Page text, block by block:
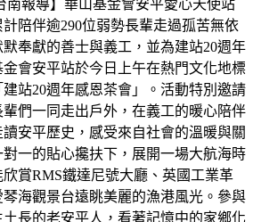
南報導】華山基金會安平愛心天使站
陪伴逾290位弱勢長輩走過孤苦無依
奉獻的善士與義工，並為建站20週年
會安平站於今日上午在熱門文化地標
建站20週年感恩茶會」。活動特別邀請
們一同走出戶外，在義工的暖心陪伴
安平歷史，感受來自社會的溫暖與關
一的貼心攙扶下，展開一場大航海時
賞RMS鐵達尼號大廳、英國工業革
海觀景台遠眺美麗的漁港風光。參與
長的老安平人，看著記憶中的家鄉化